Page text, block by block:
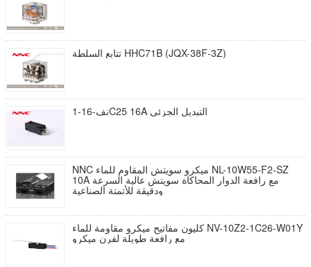
تتابع السلطة HHC71B (JQX-38F-3Z)
نف-16-1C25 16A التبديل الجزئي
NNC ميكرو سويتش المقاوم للماء NL-10W55-F2-SZ
10A مع رافعة الدوار المحاكاة سويتش عالية السرعة
ودقيقة للأتمتة الصناعية
كليون مفاتيح ميكرو مقاومة للماء NV-10Z2-1C26-W01Y
مع رافعة طويلة لفرن ميكرو